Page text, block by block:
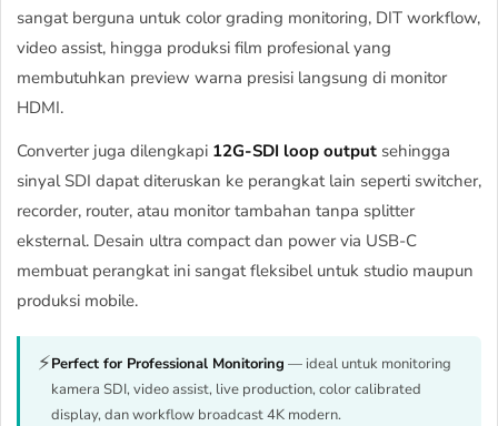
sangat berguna untuk color grading monitoring, DIT workflow,
video assist, hingga produksi film profesional yang
membutuhkan preview warna presisi langsung di monitor
HDMI.
Converter juga dilengkapi 12G-SDI loop output sehingga
sinyal SDI dapat diteruskan ke perangkat lain seperti switcher,
recorder, router, atau monitor tambahan tanpa splitter
eksternal. Desain ultra compact dan power via USB-C
membuat perangkat ini sangat fleksibel untuk studio maupun
produksi mobile.
⚡Perfect for Professional Monitoring — ideal untuk monitoring
kamera SDI, video assist, live production, color calibrated
display, dan workflow broadcast 4K modern.